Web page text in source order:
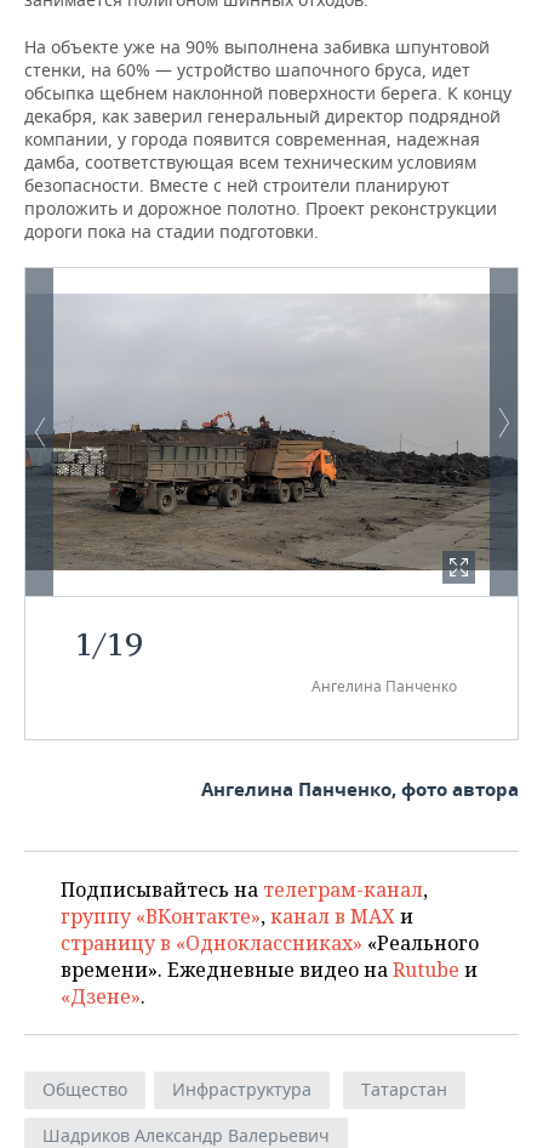
На объекте уже на 90% выполнена забивка шпунтовой
стенки, на 60% — устройство шапочного бруса, идет
обсыпка щебнем наклонной поверхности берега. К концу
декабря, как заверил генеральный директор подрядной
компании, у города появится современная, надежная
дамба, соответствующая всем техническим условиям
безопасности. Вместе с ней строители планируют
проложить и дорожное полотно. Проект реконструкции
дороги пока на стадии подготовки.
1/19
Ангелина Панченко
Ангелина Панченко, фото автора
Подписывайтесь на телеграм-канал,
группу «ВКонтакте»,канал в MAXи
страницу в «Одноклассниках» «Реального
времени». Ежедневные видео наRutube и
«Дзене».
Общество Инфраструктура
Татарстан
Шадриков Александр Валерьевич